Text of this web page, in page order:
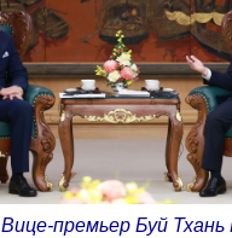
Вице-премьер Буй